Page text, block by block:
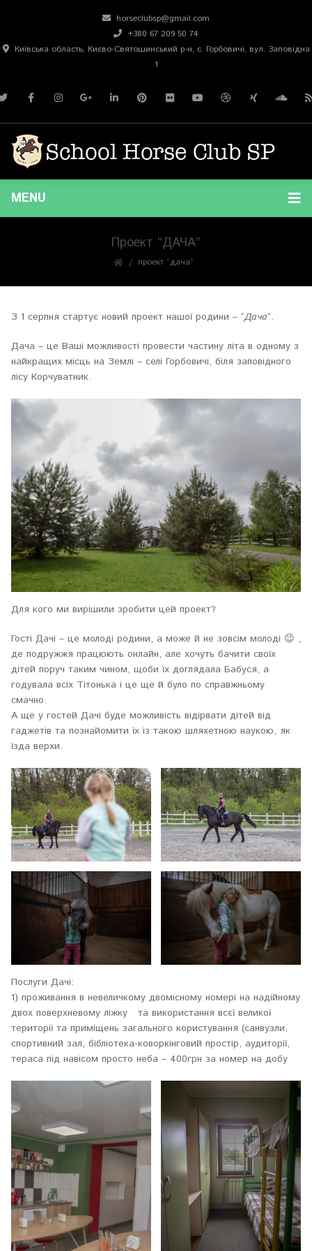
horseclubsp@gmail.com
+380 67 209 50 74
Київська область, Києво-Святошинський р-н, с. Горбовичі, вул. Заповідна
1
MENU
Проект “ДАЧА”
проект “дача”
З 1 серпня стартує новий проект нашої родини – “Дача“.
Дача – це Ваші можливості провести частину літа в одному з
найкращих місць на Землі – селі Горбовичі, біля заповідного
лісу Корчуватник.
Для кого ми вирішили зробити цей проект?
Гості Дачі – це молоді родини, а може й не зовсім молоді 😉 ,
де подружжя працюють онлайн, але хочуть бачити своїх
дітей поруч таким чином, щоби їх доглядала Бабуся, а
годувала всіх Тітонька і це ще й було по справжньому
смачно.
А ще у гостей Дачі буде можливість відірвати дітей від
гаджетів та познайомити їх із такою шляхетною наукою, як
їзда верхи.
Послуги Дачі:
1) проживання в невеличкому двомісному номері на надійному
двох поверхневому ліжку та використання всєї великої
території та приміщень загального користування (санвузли,
спортивний зал, бібліотека-коворкінговий простір, аудиторії,
тераса під навісом просто неба – 400грн за номер на добу